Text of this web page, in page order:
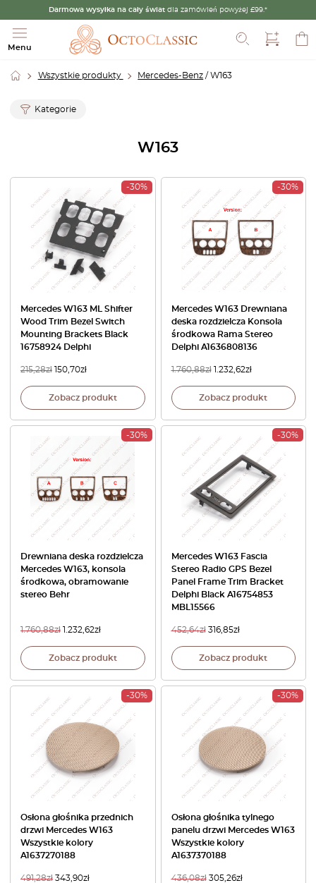
Darmowa wysyłka na cały świat dla zamówień powyżej £99.*
Menu
Szukaj
Wszystkie produkty Mercedes-Benz / W163
Kategorie
W163
-30%
Mercedes W163 ML Shifter
Wood Trim Bezel Switch
Mounting Brackets Black
16758924 Delphi
215,28zł 150,70zł
Zobacz produkt
-30%
Mercedes W163 Drewniana
deska rozdzielcza Konsola
środkowa Rama Stereo
Delphi A1636808136
1.760,88zł 1.232,62zł
Zobacz produkt
-30%
Drewniana deska rozdzielcza
Mercedes W163, konsola
środkowa, obramowanie
stereo Behr
1.760,88zł 1.232,62zł
Zobacz produkt
-30%
Mercedes W163 Fascia
Stereo Radio GPS Bezel
Panel Frame Trim Bracket
Delphi Black A16754853
MBL15566
452,64zł 316,85zł
Zobacz produkt
-30%
Osłona głośnika przednich
drzwi Mercedes W163
Wszystkie kolory
A1637270188
491,28zł 343,90zł
-30%
Osłona głośnika tylnego
panelu drzwi Mercedes W163
Wszystkie kolory
A1637370188
436,08zł 305,26zł